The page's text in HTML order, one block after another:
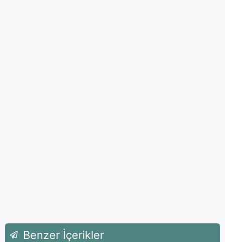
Benzer İçerikler